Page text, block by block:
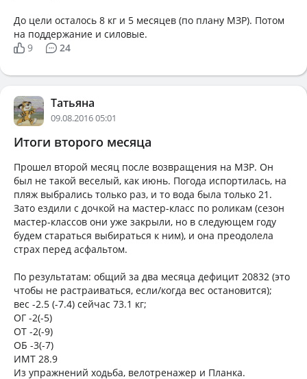
До цели осталось 8 кг и 5 месяцев (по плану МЗР). Потом
на поддержание и силовые.
9
24
Татьяна
09.08.2016 05:01
Итоги второго месяца
Прошел второй месяц после возвращения на МЗР. Он
был не такой веселый, как июнь. Погода испортилась, на
пляж выбрались только раз, и то вода была только 21.
Зато ездили с дочкой на мастер-класс по роликам (сезон
мастер-классов они уже закрыли, но в следующем году
будем стараться выбираться к ним), и она преодолела
страх перед асфальтом.
По результатам: общий за два месяца дефицит 20832 (это
чтобы не растраиваться, если/когда вес остановится);
вес -2.5 (-7.4) сейчас 73.1 кг;
ОГ -2(-5)
ОТ -2(-9)
ОБ -3(-7)
ИМТ 28.9
Из упражнений ходьба, велотренажер и Планка.